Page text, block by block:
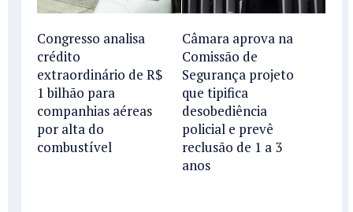
Congresso analisa
crédito
extraordinário de R$
1 bilhão para
companhias aéreas
por alta do
combustível
Câmara aprova na
Comissão de
Segurança projeto
que tipifica
desobediência
policial e prevê
reclusão de 1 a 3
anos